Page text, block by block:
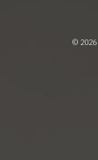
© 2026